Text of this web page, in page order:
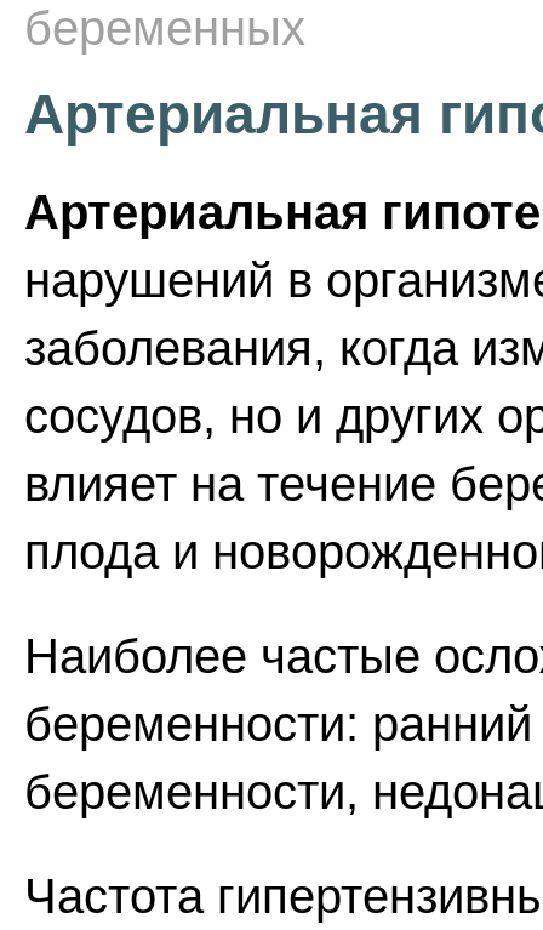
беременных
Артериальная
Артериальная
нарушений в
заболевания, когда
сосудов, но и других
влияет на течение
плода и
Наиболее частые
беременности: ранний
беременности,
Частота